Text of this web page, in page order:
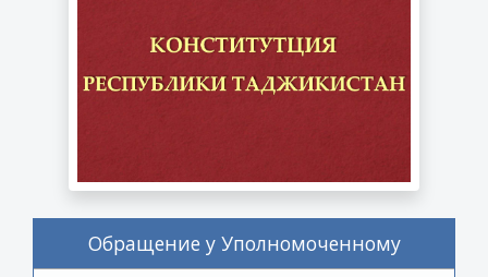
Обращение у Уполномоченному